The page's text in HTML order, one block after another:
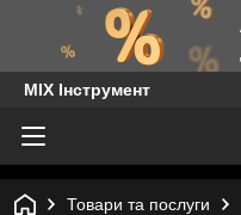
MIX Інструмент
Товари та послуги